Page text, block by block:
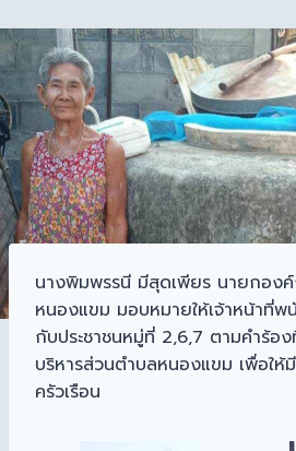
นางพิมพรรนี มีสุดเพียร นายกองค์
หนองแขม มอบหมายให้เจ้าหน้าที่พ
กับประชาชนหมู่ที่ 2,6,7 ตามคำร้อ
บริหารส่วนตำบลหนองแขม เพื่อให้
ครัวเรือน